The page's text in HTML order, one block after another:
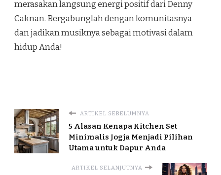
merasakan langsung energi positif dari Denny
Caknan. Bergabunglah dengan komunitasnya
dan jadikan musiknya sebagai motivasi dalam
hidup Anda!
ARTIKEL SEBELUMNYA
5 Alasan Kenapa Kitchen Set
Minimalis Jogja Menjadi Pilihan
Utama untuk Dapur Anda
ARTIKEL SELANJUTNYA